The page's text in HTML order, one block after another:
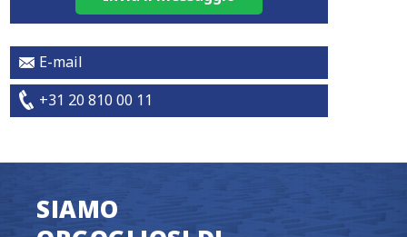
E-mail
+31 20 810 00 11
SIAMO